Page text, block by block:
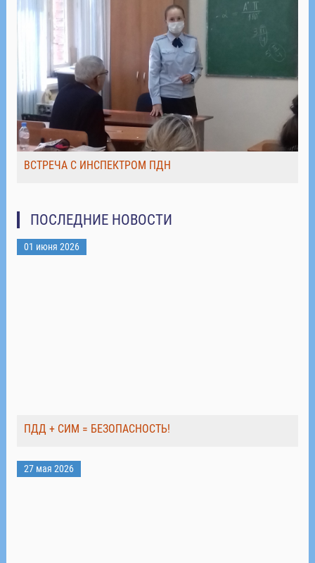
ВСТРЕЧА С ИНСПЕКТРОМ ПДН
ПОСЛЕДНИЕ НОВОСТИ
01 июня 2026
ПДД + СИМ = БЕЗОПАСНОСТЬ!
27 мая 2026